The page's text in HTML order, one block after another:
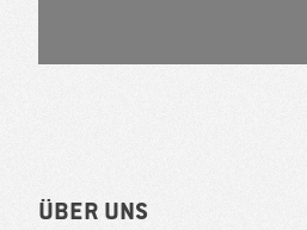
Über uns